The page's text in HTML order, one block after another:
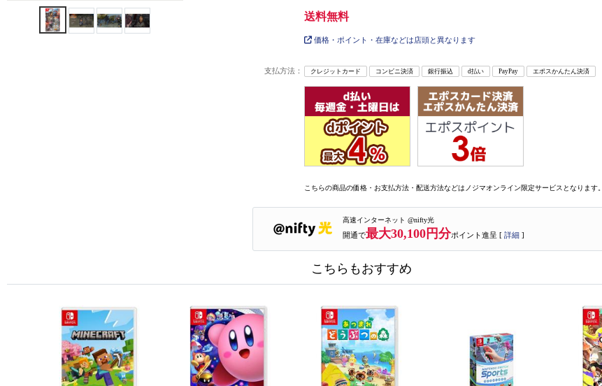
送料無料
価格・ポイント・在庫などは店頭と異なります
支払方法： クレジットカード コンビニ決済 銀行振込 d払い PayPay エポスかんたん決済
こちらの商品の価格・お支払方法・配送方法などはノジマオンライン限定サービスとなります。
高速インターネット @nifty光
開通で最大30,100円分ポイント進呈 [ 詳細 ]
こちらもおすすめ